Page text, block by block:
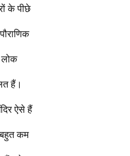
के पीछे
लोक
हैं।
ऐसे हैं
कम